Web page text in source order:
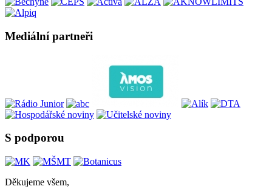
Mediální partneři
S podporou
Děkujeme všem,